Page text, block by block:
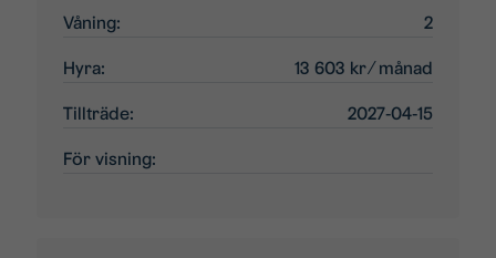
Våning: 2
Hyra: 13 603 kr⁄ månad
Tillträde: 2027-04-15
För visning: